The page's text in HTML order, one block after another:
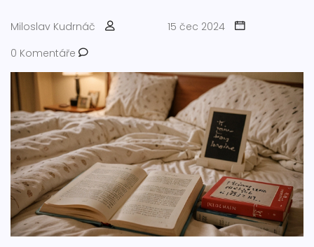
Miloslav Kudrnáč
15 čec 2024
0 Komentáře